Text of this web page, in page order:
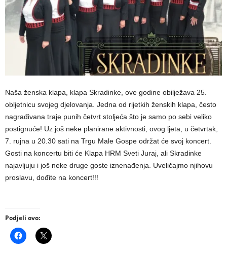
Naša ženska klapa, klapa Skradinke, ove godine obilježava 25.
obljetnicu svojeg djelovanja. Jedna od rijetkih ženskih klapa, često
nagrađivana traje punih četvrt stoljeća što je samo po sebi veliko
postignuće! Uz još neke planirane aktivnosti, ovog ljeta, u četvrtak,
7. rujna u 20.30 sati na Trgu Male Gospe održat će svoj koncert.
Gosti na koncertu biti će Klapa HRM Sveti Juraj, ali Skradinke
najavljuju i još neke druge goste iznenađenja. Uveličajmo njihovu
proslavu, dođite na koncert!!!
Podjeli ovo: